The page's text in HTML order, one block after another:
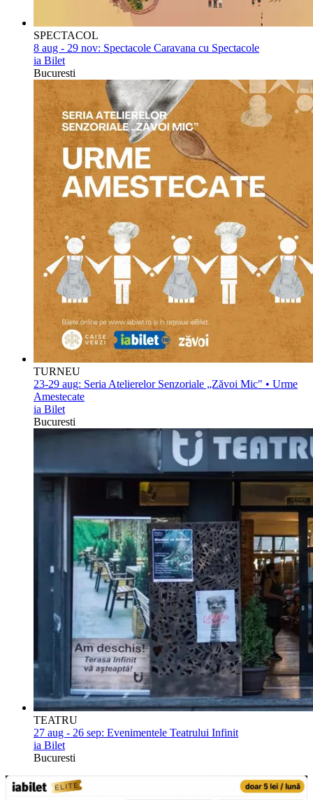
SPECTACOL
8 aug - 29 nov: Spectacole Caravana cu Spectacole
ia Bilet
Bucuresti
TURNEU
23-29 aug: Seria Atelierelor Senzoriale „Zăvoi Mic" • Urme
Amestecate
ia Bilet
Bucuresti
TEATRU
27 aug - 26 sep: Evenimentele Teatrului Infinit
ia Bilet
Bucuresti